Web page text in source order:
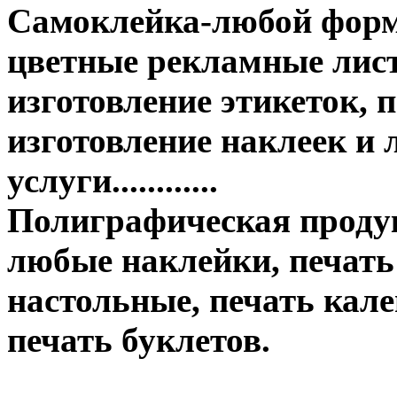
Самоклейка-любой
цветные рекламные
изготовление этикеток,
изготовление наклеек
услуги............
Полиграфическая
любые наклейки,
настольные, печать
печать буклетов.